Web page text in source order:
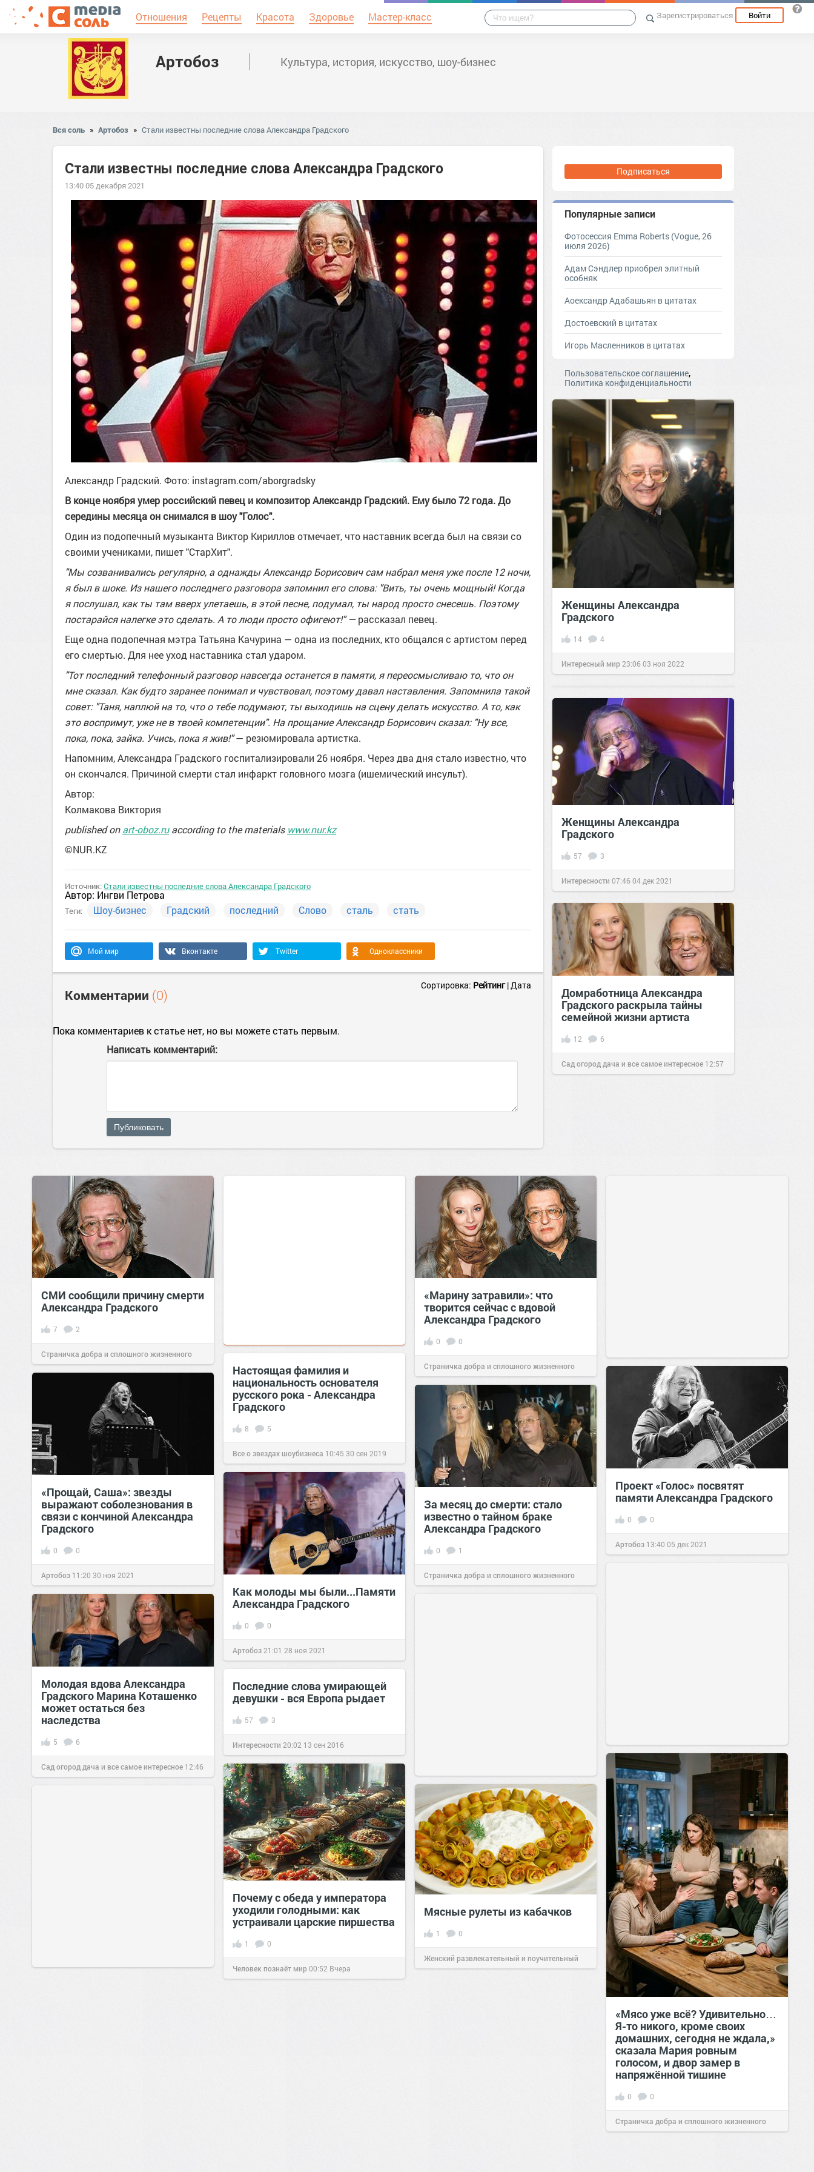
Отношения Рецепты Красота Здоровье Мастер-класс Зарегистрироваться Войти
Артобоз Культура, история, искусство, шоу-бизнес
Вся соль » Артобоз » Стали известны последние слова Александра Градского
Стали известны последние слова Александра Градского
13:40 05 декабря 2021
Александр Градский. Фото: instagram.com/aborgradsky
В конце ноября умер российский певец и композитор Александр Градский. Ему было 72 года. До
середины месяца он снимался в шоу "Голос".
Один из подопечный музыканта Виктор Кириллов отмечает, что наставник всегда был на связи со
своими учениками, пишет "СтарХит".
"Мы созванивались регулярно, а однажды Александр Борисович сам набрал меня уже после 12 ночи,
я был в шоке. Из нашего последнего разговора запомнил его слова: "Вить, ты очень мощный! Когда
я послушал, как ты там вверх улетаешь, в этой песне, подумал, ты народ просто снесешь. Поэтому
постарайся налегке это сделать. А то люди просто офигеют!" —рассказал певец.
Еще одна подопечная мэтра Татьяна Качурина — одна из последних, кто общался с артистом перед
его смертью. Для нее уход наставника стал ударом.
"Тот последний телефонный разговор навсегда останется в памяти, я переосмысливаю то, что он
мне сказал. Как будто заранее понимал и чувствовал, поэтому давал наставления. Запомнила такой
совет: "Таня, наплюй на то, что о тебе подумают, ты выходишь на сцену делать искусство. А то, как
это воспримут, уже не в твоей компетенции". На прощание Александр Борисович сказал: "Ну все,
пока, пока, зайка. Учись, пока я жив!"— резюмировала артистка.
Напомним, Александра Градского госпитализировали 26 ноября. Через два дня стало известно, что
он скончался. Причиной смерти стал инфаркт головного мозга (ишемический инсульт).
Автор:
Колмакова Виктория
published onart-oboz.ruaccording to the materials www.nur.kz
©NUR.KZ
Источник:Стали известны последние слова Александра Градского
Автор: Ингви Петрова
Теги: Шоу-бизнес Градский последний Слово сталь стать
Мой мир Вконтакте Twitter Одноклассники
Комментарии (0)
Сортировка: Рейтинг|Дата
Пока комментариев к статье нет, но вы можете стать первым.
Написать комментарий:
Публиковать
Подписаться
Популярные записи
Фотосессия Emma Roberts (Vogue, 26
июля 2026)
Адам Сэндлер приобрел элитный
особняк
Аоександр Адабашьян в цитатах
Достоевский в цитатах
Игорь Масленников в цитатах
Пользовательское соглашение,
Политика конфиденциальности
Женщины Александра
Градского
14 4
Интересный мир 23:0603 ноя 2022
Женщины Александра
Градского
57 3
Интересности 07:4604 дек 2021
Домработница Александра
Градского раскрыла тайны
семейной жизни артиста
12 6
Сад огород дача и все самое интересное 12:57
СМИ сообщили причину смерти
Александра Градского
7 2
Страничка добра и сплошного жизненного
позитива!08:1028 ноя 2021
«Марину затравили»: что
творится сейчас с вдовой
Александра Градского
0 0
Страничка добра и сплошного жизненного
позитива!17:0021 янв 2022
Настоящая фамилия и
национальность основателя
русского рока - Александра
Градского
8 5
Все о звездах шоубизнеса 10:45 30 сен 2019
Проект «Голос» посвятят
памяти Александра Градского
0 0
Артобоз 13:40 05 дек 2021
«Прощай, Саша»: звезды
выражают соболезнования в
связи с кончиной Александра
Градского
0 0
Артобоз 11:20 30 ноя 2021
За месяц до смерти: стало
известно о тайном браке
Александра Градского
0 1
Страничка добра и сплошного жизненного
Как молоды мы были...Памяти
Александра Градского
0 0
Артобоз 21:01 28 ноя 2021
Молодая вдова Александра
Градского Марина Коташенко
может остаться без
наследства
5 6
Сад огород дача и все самое интересное 12:46
Последние слова умирающей
девушки - вся Европа рыдает
57 3
Интересности 20:02 13 сен 2016
«Мясо уже всё? Удивительно…
Я-то никого, кроме своих
домашних, сегодня не ждала,»
сказала Мария ровным
голосом, и двор замер в
напряжённой тишине
0 0
Страничка добра и сплошного жизненного
Почему с обеда у императора
уходили голодными: как
устраивали царские пиршества
1 0
Человек познаёт мир00:52 Вчера
Мясные рулеты из кабачков
1 0
Женский развлекательный и поучительный